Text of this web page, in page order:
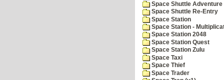
Space Shuttle Adventure
Space Shuttle Re-Entry
Space Station
Space Station -
Space Station 2048
Space Station Quest
Space Station Zulu
Space Taxi
Space Thief
Space Trader